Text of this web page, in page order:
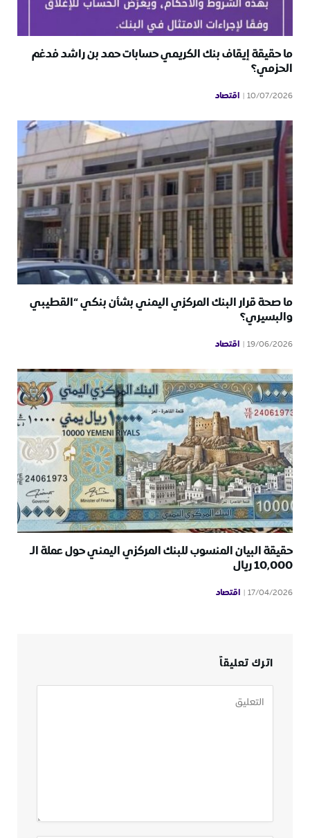
ما حقيقة إيقاف بنك الكريمي حسابات حمد بن راشد فدغم
الحزمي؟
10/07/2026 اقتصاد
ما صحة قرار البنك المركزي اليمني بشأن بنكي “القطيبي
والبسيري؟
19/06/2026 اقتصاد
حقيقة البيان المنسوب للبنك المركزي اليمني حول عملة الـ
10,000 ريال
17/04/2026 اقتصاد
اترك تعليقاً